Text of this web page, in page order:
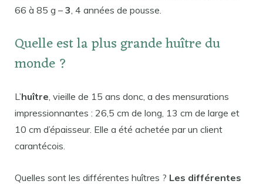
66 à 85 g – 3, 4 années de pousse.
Quelle est la plus grande huître du
monde ?
L’huître , vieille de 15 ans donc, a des mensurations
impressionnantes : 26,5 cm de long, 13 cm de large et
10 cm d’épaisseur. Elle a été achetée par un client
carantécois.
Quelles sont les différentes huîtres ? Les différentes